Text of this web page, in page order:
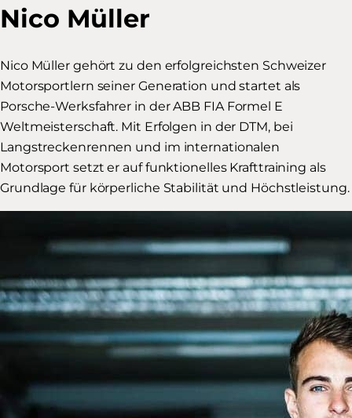
Nico Müller
Nico Müller gehört zu den erfolgreichsten Schweizer
Motorsportlern seiner Generation und startet als
Porsche-Werksfahrer in der ABB FIA Formel E
Weltmeisterschaft. Mit Erfolgen in der DTM, bei
Langstreckenrennen und im internationalen
Motorsport setzt er auf funktionelles Krafttraining als
Grundlage für körperliche Stabilität und Höchstleistung.